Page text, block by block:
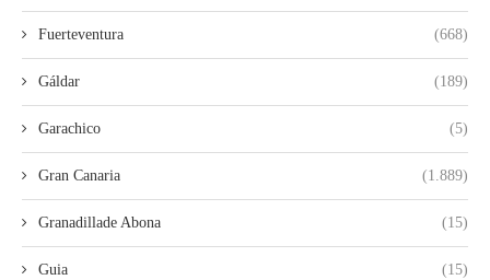
Fuerteventura (668)
Gáldar (189)
Garachico (5)
Gran Canaria (1.889)
Granadillade Abona (15)
Guia (15)